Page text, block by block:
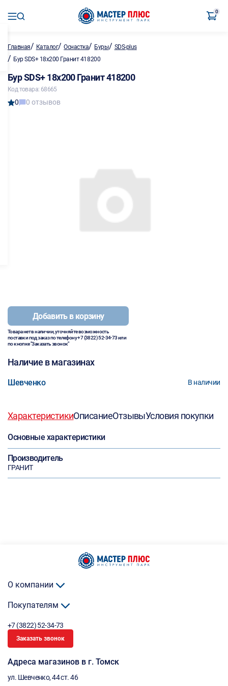
0
Главная/ Каталог/Оснастка/ Буры/ SDS-plus
/ Бур SDS+ 18х200 Гранит 418200
Бур SDS+ 18х200 Гранит 418200
Код товара: 68665
0 0 отзывов
Добавить в корзину
Товара нет в наличии, уточняйте возможность
поставки под заказ по телефону+7 (3822) 52-34-73или
по кнопке "Заказать звонок"
Наличие в магазинах
Шевченко В наличии
ХарактеристикиОписаниеОтзывыУсловия покупки
Основные характеристики
Производитель
ГРАНИТ
О компании
Покупателям
+7 (3822) 52-34-73
Заказать звонок
Адреса магазинов в г. Томск
ул. Шевченко, 44 ст. 46